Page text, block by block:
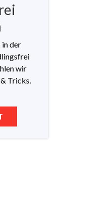
in der
wir
Tricks.